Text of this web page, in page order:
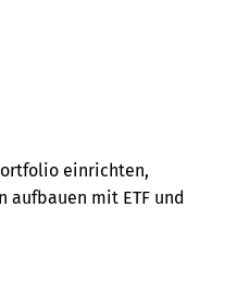
einrichten,
aufbauen mit ETF und